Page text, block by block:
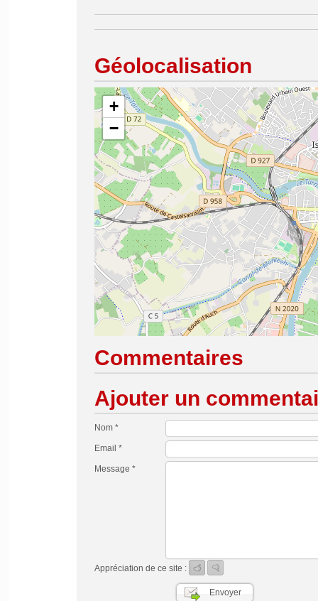
Géolocalisation
+
−
Commentaires
Ajouter un
Nom *
Email *
Message *
Appréciation de ce site :